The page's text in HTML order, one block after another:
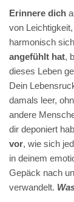
Erinnere dich
von
harmonisch
angefühlt hat,
dieses Leben
Dein
damals leer,
andere
dir deponiert
vor, wie sich
in deinem
Gepäck nach
verwandelt.